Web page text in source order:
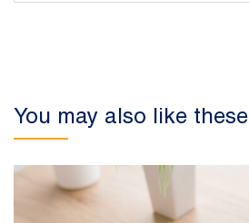
You may also like these